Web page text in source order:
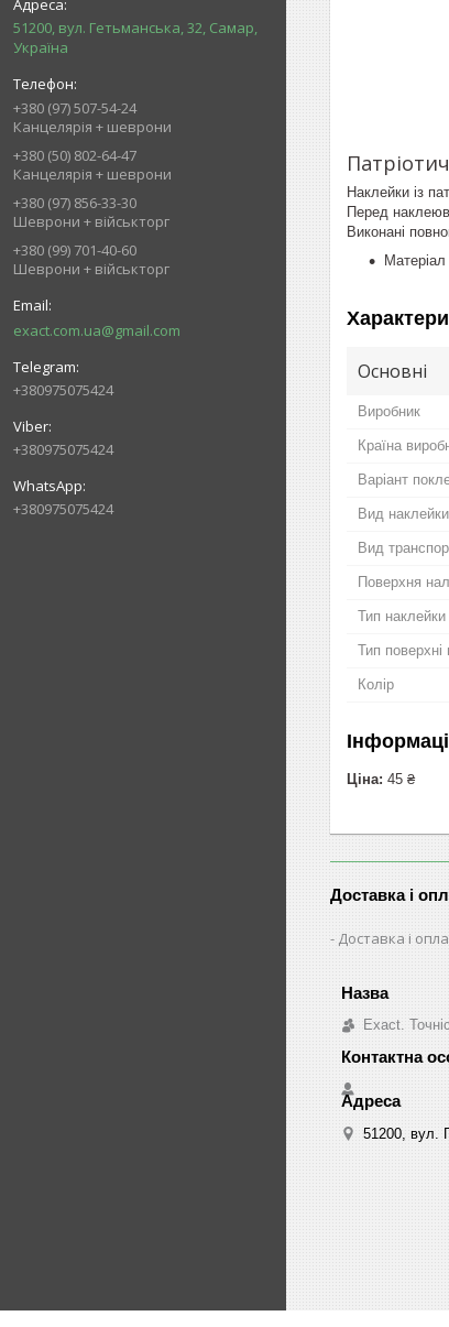
51200, вул. Гетьманська, 32, Самар,
Україна
+380 (97) 507-54-24
Канцелярія + шеврони
+380 (50) 802-64-47
Канцелярія + шеврони
+380 (97) 856-33-30
Шеврони + військторг
+380 (99) 701-40-60
Шеврони + військторг
exact.com.ua@gmail.com
+380975075424
+380975075424
+380975075424
Наклейки із
Перед
Виконані
Основні
Виробник
Країна
Варіант
Вид наклейки
Вид
Поверхня
Тип наклейки
Тип поверхні
Колір
Ціна: 45 ₴
Доставка і
Доставка і
Exact.
51200, вул.